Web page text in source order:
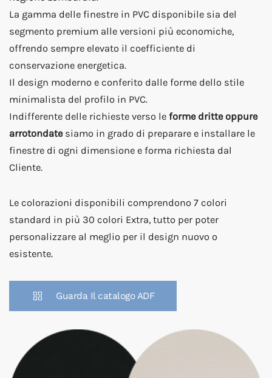
La gamma delle finestre in PVC disponibile sia del
segmento premium alle versioni più economiche,
offrendo sempre elevato il coefficiente di
conservazione energetica.
Il design moderno e conferito dalle forme dello stile
minimalista del profilo in PVC.
Indifferente delle richieste verso le forme dritte oppure
arrotondate siamo in grado di preparare e installare le
finestre di ogni dimensione e forma richiesta dal
Cliente.
Le colorazioni disponibili comprendono 7 colori
standard in più 30 colori Extra, tutto per poter
personalizzare al meglio per il design nuovo o
esistente.
Guarda Il catalogo ADF